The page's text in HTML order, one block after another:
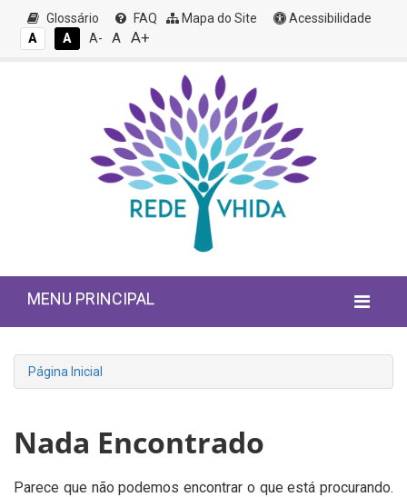
Glossário FAQ Mapa do Site
Acessibilidade
A
A A- A A+
MENU PRINCIPAL
Página Inicial
Nada Encontrado
Parece que não podemos encontrar o que está procurando.